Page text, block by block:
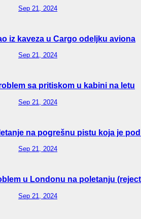
Sep 21, 2024
iz kaveza u Cargo odeljku aviona
Sep 21, 2024
sa pritiskom u kabini na letu
Sep 21, 2024
na pogrešnu pistu koja je
Sep 21, 2024
u Londonu na poletanju
Sep 21, 2024